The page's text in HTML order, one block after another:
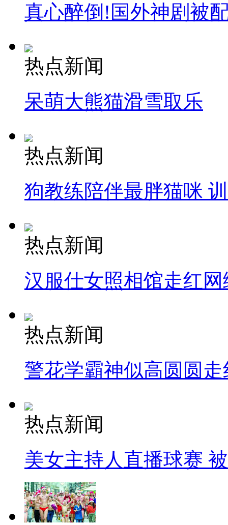
真心醉倒!国外神剧被
热点新闻
呆萌大熊猫滑雪取乐
热点新闻
狗教练陪伴最胖猫咪
热点新闻
汉服仕女照相馆走红网
热点新闻
警花学霸神似高圆圆走
热点新闻
美女主持人直播球赛